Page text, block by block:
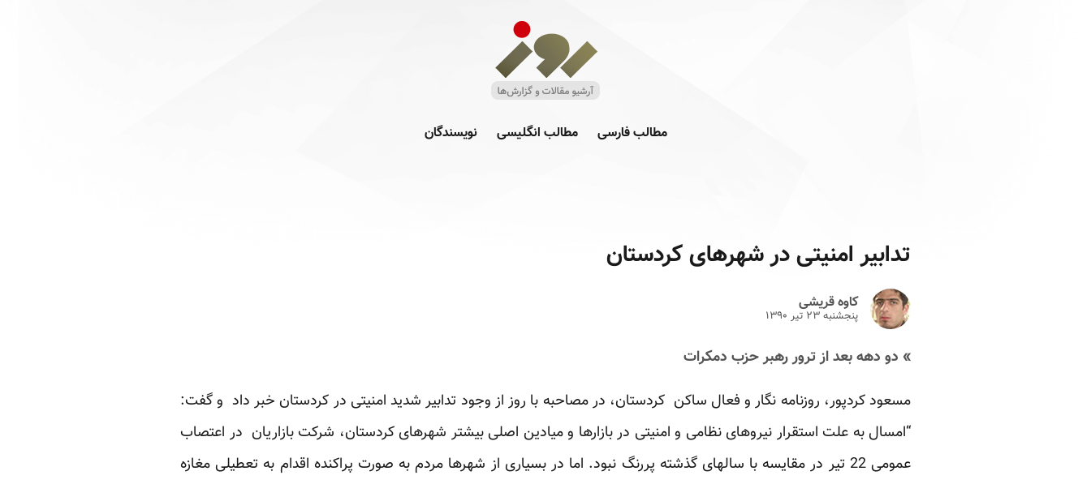
مطالب فارسی مطالب انگلیسی نویسندگان
تدابیر امنیتی در شهرهای کردستان
کاوه قریشی
پنجشنبه ۲۳ تير ۱۳۹۰
» دو دهه بعد از ترور رهبر حزب دمکرات
مسعود کردپور، روزنامه نگار و فعال ساکن کردستان، در مصاحبه با روز از وجود تدابیر شدید امنیتی در کردستان خبر داد و گفت:
“امسال به علت استقرار نیروهای نظامی و امنیتی در بازارها و میادین اصلی بیشتر شهرهای کردستان، شرکت بازاریان در اعتصاب
عمومی 22 تیر در مقایسه با سالهای گذشته پررنگ نبود. اما در بسیاری از شهرها مردم به صورت پراکنده اقدام به تعطیلی مغازه